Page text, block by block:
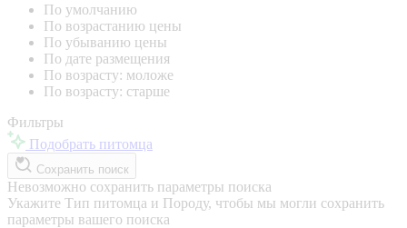
По умолчанию
По возрастанию цены
По убыванию цены
По дате размещения
По возрасту: моложе
По возрасту: старше
Фильтры
Подобрать питомца
Сохранить поиск
Невозможно сохранить параметры поиска
Укажите Тип питомца и Породу, чтобы мы могли сохранить
параметры вашего поиска